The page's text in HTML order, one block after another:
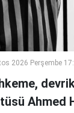
2026 Perşembe
Ahmed